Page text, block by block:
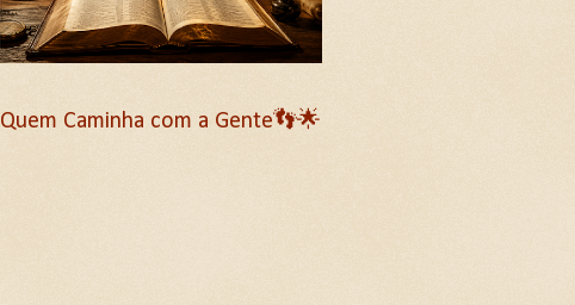
Quem Caminha com a Gente👣🌟